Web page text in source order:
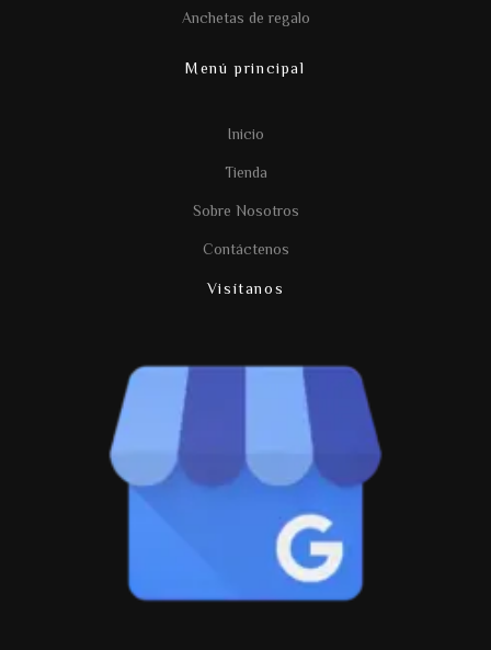
Anchetas de regalo
Menú principal
Inicio
Tienda
Sobre Nosotros
Contáctenos
Visítanos